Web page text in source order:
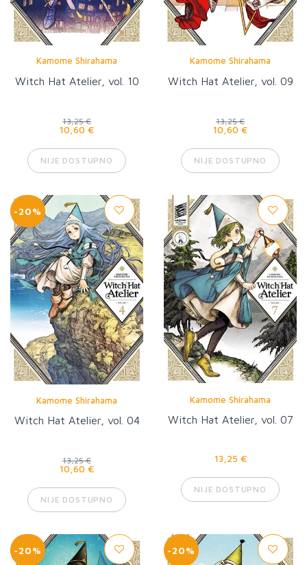
Kamome Shirahama
Witch Hat Atelier, vol. 10
13,25 €
10,60 €
NIJE DOSTUPNO
Kamome Shirahama
Witch Hat Atelier, vol. 09
13,25 €
10,60 €
NIJE DOSTUPNO
-20%
Kamome Shirahama
Witch Hat Atelier, vol. 04
13,25 €
10,60 €
NIJE DOSTUPNO
Kamome Shirahama
Witch Hat Atelier, vol. 07
13,25 €
NIJE DOSTUPNO
-20% -20%